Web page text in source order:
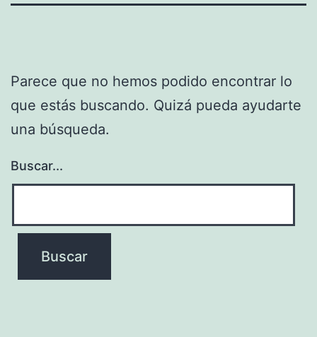
Parece que no hemos podido encontrar lo
que estás buscando. Quizá pueda ayudarte
una búsqueda.
Buscar...